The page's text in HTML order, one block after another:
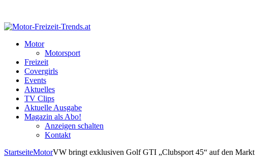
Motor
Motorsport
Freizeit
Covergirls
Events
Aktuelles
TV Clips
Aktuelle Ausgabe
Magazin als Abo!
Anzeigen schalten
Kontakt
StartseiteMotorVW bringt exklusiven Golf GTI „Clubsport 45“ auf den Markt